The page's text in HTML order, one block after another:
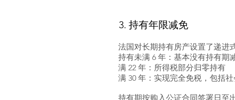
3. 持有年限减免
法国对长期持有房产设置了递进
持有未满 6 年：基本没有持有期
满 22 年：所得税部分归零持有
满 30 年：实现完全免税，包括
持有期按购入公证合同签署日至